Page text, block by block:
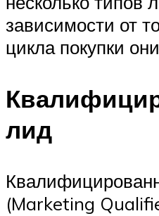
зависимости от
цикла покупки
лид
(Marketing